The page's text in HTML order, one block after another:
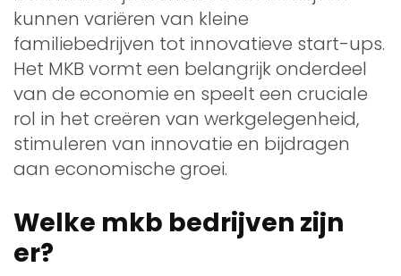
kunnen variëren van kleine
familiebedrijven tot innovatieve start-ups.
Het MKB vormt een belangrijk onderdeel
van de economie en speelt een cruciale
rol in het creëren van werkgelegenheid,
stimuleren van innovatie en bijdragen
aan economische groei.
Welke mkb bedrijven zijn
er?